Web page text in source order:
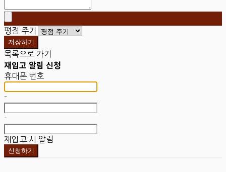
평점 주기
저장하기
목록으로 가기
재입고 알림 신청
휴대폰 번호
-
-
재입고 시 알림
신청하기